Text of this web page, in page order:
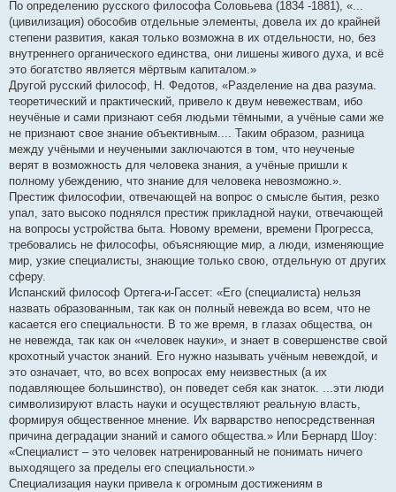
По определению русского философа Соловьева (1834 -1881), «...
(цивилизация) обособив отдельные элементы, довела их до крайней
степени развития, какая только возможна в их отдельности, но, без
внутреннего органического единства, они лишены живого духа, и всё
это богатство является мёртвым капиталом.»
Другой русский философ, Н. Федотов, «Разделение на два разума.
теоретический и практический, привело к двум невежествам, ибо
неучёные и сами признают себя людьми тёмными, а учёные сами же
не признают свое знание объективным.... Таким образом, разница
между учёными и неучеными заключаются в том, что неученые
верят в возможность для человека знания, а учёные пришли к
полному убеждению, что знание для человека невозможно.».
Престиж философии, отвечающей на вопрос о смысле бытия, резко
упал, зато высоко поднялся престиж прикладной науки, отвечающей
на вопросы устройства быта. Новому времени, времени Прогресса,
требовались не философы, объясняющие мир, а люди, изменяющие
мир, узкие специалисты, знающие только свою, отдельную от других
сферу.
Испанский философ Ортега-и-Гассет: «Его (специалиста) нельзя
назвать образованным, так как он полный невежда во всем, что не
касается его специальности. В то же время, в глазах общества, он
не невежда, так как он «человек науки», и знает в совершенстве свой
крохотный участок знаний. Его нужно называть учёным невеждой, и
это означает, что, во всех вопросах ему неизвестных (а их
подавляющее большинство), он поведет себя как знаток. ...эти люди
символизируют власть науки и осуществляют реальную власть,
формируя общественное мнение. Их варварство непосредственная
причина деградации знаний и самого общества.» Или Бернард Шоу:
«Специалист – это человек натренированный не понимать ничего
выходящего за пределы его специальности.»
Специализация науки привела к огромным достижениям в